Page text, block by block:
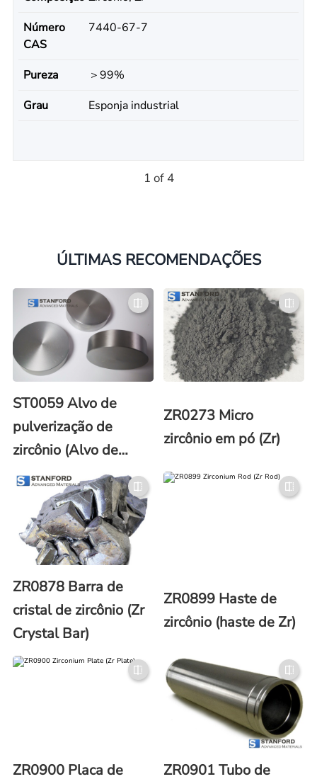
Número
CAS
7440-67-7
Pureza
＞99%
Grau
Esponja industrial
1 of 4
ÚLTIMAS RECOMENDAÇÕES
ST0059 Alvo de
pulverização de
zircônio (Alvo de
pulverização de Zr)
ZR0273 Micro
zircônio em pó (Zr)
ZR0878 Barra de
cristal de zircônio (Zr
Crystal Bar)
ZR0899 Haste de
zircônio (haste de Zr)
ZR0900 Placa de
ZR0901 Tubo de